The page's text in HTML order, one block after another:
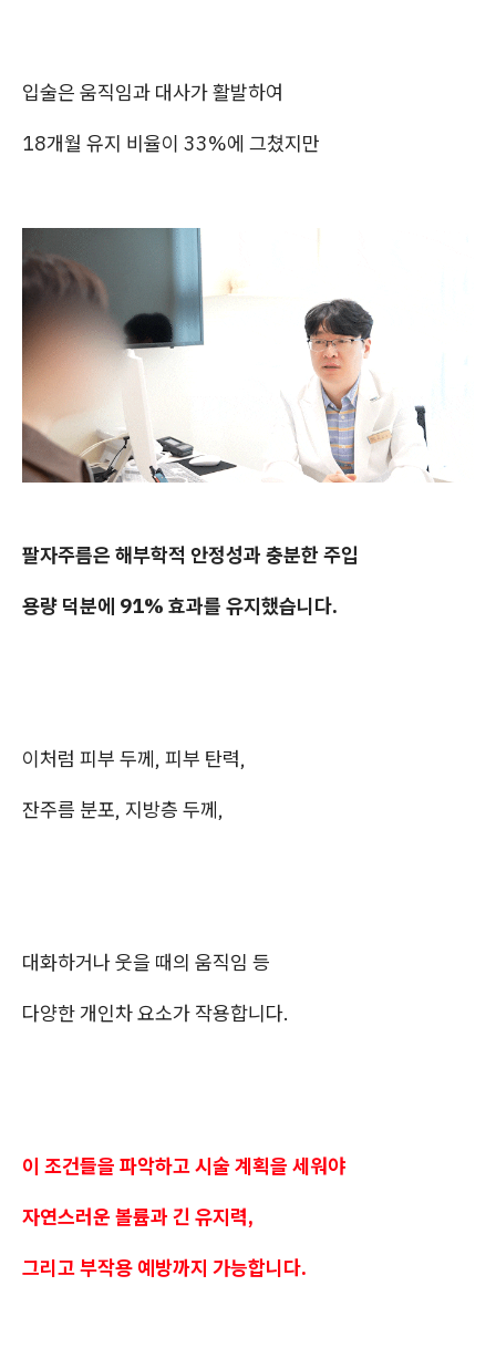
입술은 움직임과 대사가 활발하여
18개월 유지 비율이 33%에 그쳤지만
팔자주름은 해부학적 안정성과 충분한 주입
용량 덕분에 91% 효과를 유지했습니다.
이처럼 피부 두께, 피부 탄력,
잔주름 분포, 지방층 두께,
대화하거나 웃을 때의 움직임 등
다양한 개인차 요소가 작용합니다.
이 조건들을 파악하고 시술 계획을 세워야
자연스러운 볼륨과 긴 유지력,
그리고 부작용 예방까지 가능합니다.